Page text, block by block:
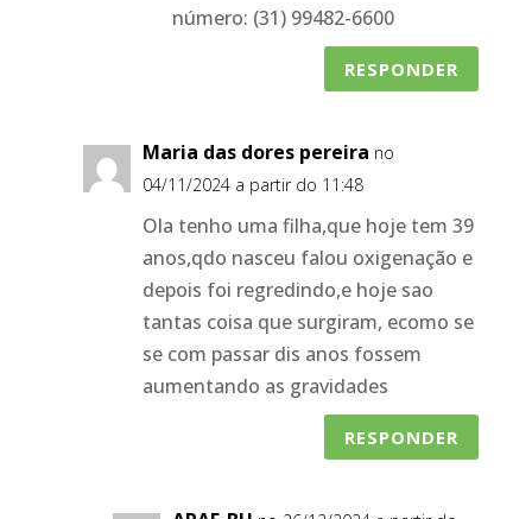
número: (31) 99482-6600
RESPONDER
Maria das dores pereira no
04/11/2024 a partir do 11:48
Ola tenho uma filha,que hoje tem 39
anos,qdo nasceu falou oxigenação e
depois foi regredindo,e hoje sao
tantas coisa que surgiram, ecomo se
se com passar dis anos fossem
aumentando as gravidades
RESPONDER